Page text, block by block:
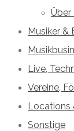
Über
Musiker &
Live,
Vereine,
Locations
Sonstige